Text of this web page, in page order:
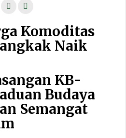
Komoditas
Naik
KB-
Budaya
Semangat